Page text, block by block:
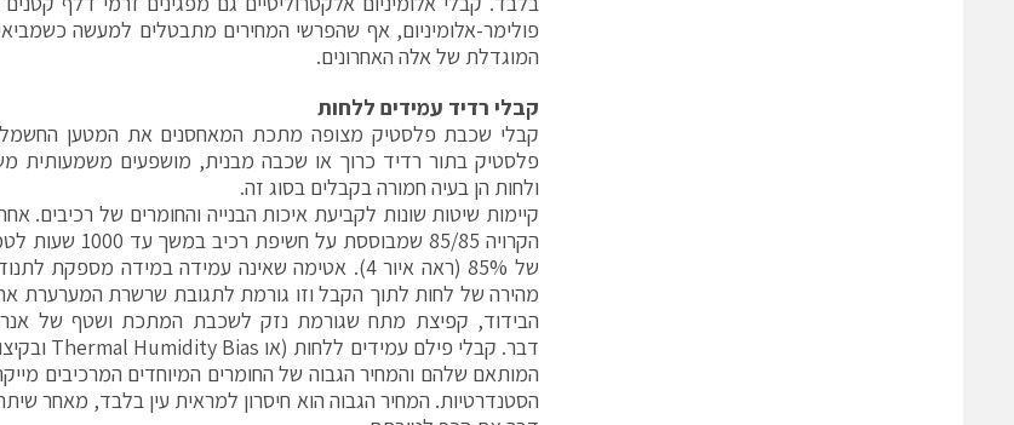
פולימר-אלומיניום, אף שהפרשי המחירים מתבטלים למעשה
המוגדלת של אלה האחרונים.
קבלי רדיד עמידים ללחות
קבלי שכבת פלסטיק מצופה מתכת המאחסנים את המטען
פלסטיק בתור רדיד כרוך או שכבה מבנית, מושפעים משמעותית
ולחות הן בעיה חמורה בקבלים בסוג זה.
קיימות שיטות שונות לקביעת איכות הבנייה והחומרים של רכיבים.
של 85% (ראה איור 4). אטימה שאינה עמידה במידה
מהירה של לחות לתוך הקבל וזו גורמת לתגובת שרשרת המערערת
הבידוד, קפיצת מתח שגורמת נזק לשכבת המתכת ושטף של
המותאם שלהם והמחיר הגבוה של החומרים המיוחדים המרכיבים
הסטנדרטיות. המחיר הגבוה הוא חיסרון למראית עין בלבד, מאחר